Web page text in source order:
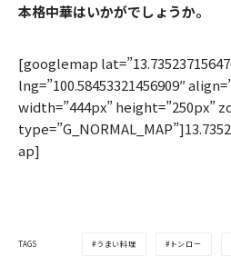
本格中華はいかがでしょうか。
[googlemap
lng=”100.58453321456909″
width=”444px” height=”250px”
ap]
TAGS うまい料理 トンロー